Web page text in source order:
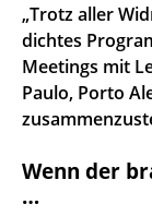
„Trotz aller
dichtes
Meetings mit
Paulo, Porto
Wenn der
…